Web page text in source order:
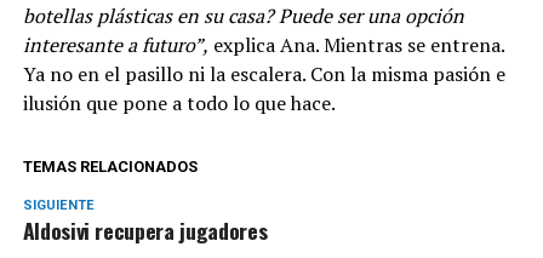
botellas plásticas en su casa? Puede ser una opción
interesante a futuro”, explica Ana. Mientras se entrena.
Ya no en el pasillo ni la escalera. Con la misma pasión e
ilusión que pone a todo lo que hace.
TEMAS RELACIONADOS
SIGUIENTE
Aldosivi recupera jugadores